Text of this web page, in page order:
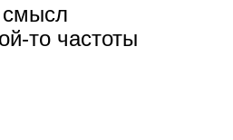
смысл
частоты